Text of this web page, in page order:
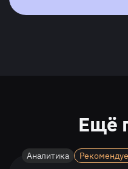
Ещё
Аналитика